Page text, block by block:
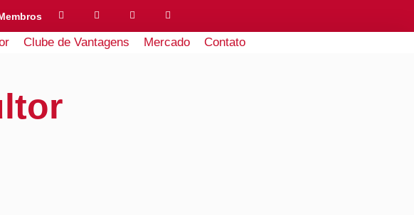
Clube de Vantagens Mercado Contato